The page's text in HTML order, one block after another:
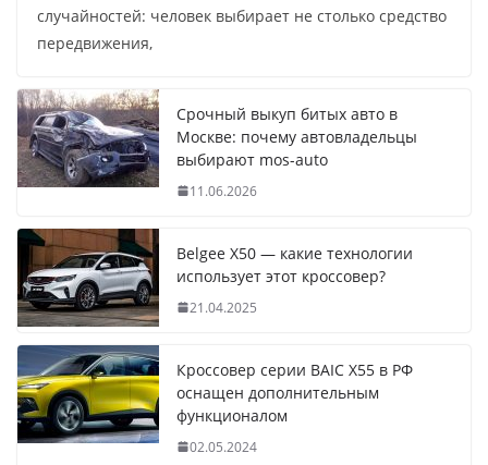
случайностей: человек выбирает не столько средство
передвижения,
Срочный выкуп битых авто в
Москве: почему автовладельцы
выбирают mos-auto
11.06.2026
Belgee X50 — какие технологии
использует этот кроссовер?
21.04.2025
Кроссовер серии BAIC X55 в РФ
оснащен дополнительным
функционалом
02.05.2024